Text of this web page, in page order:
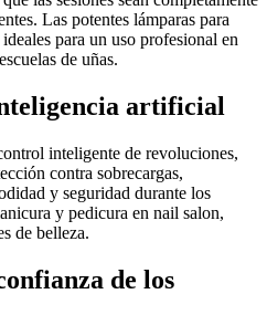
Las potentes lámparas para
para un uso profesional en
de uñas.
artificial
inteligente de revoluciones,
contra sobrecargas,
y seguridad durante los
y pedicura en nail salon,
de belleza.
de los